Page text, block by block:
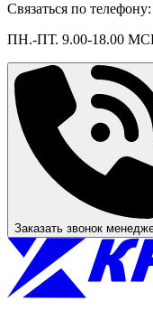
Связаться по телефону:
ПН.-ПТ. 9.00-18.00
Заказать звонок